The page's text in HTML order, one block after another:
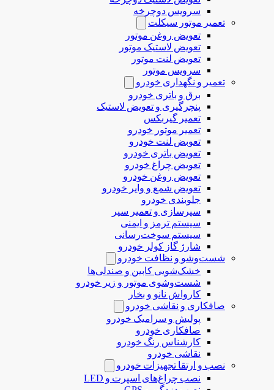
سرویس دوچرخه
تعمیر موتور سیکلت
تعویض روغن موتور
تعویض لاستیک موتور
تعویض لنت موتور
سرویس موتور
تعمیر و نگهداری خودرو
برق و باتری خودرو
پنچرگیری و تعویض لاستیک
تعمیر گیربکس
تعمیر موتور خودرو
تعوبض لنت خودرو
تعویض باتری خودرو
تعویض چراغ خودرو
تعویض روغن خودرو
تعویض شمع و وایر خودرو
جلوبندی خودرو
سپرسازی و تعمیر سپر
سیستم ترمز و ایمنی
سیستم سوخت‌رسانی
شارژ گاز کولر خودرو
شست‌وشو و نظافت خودرو
خشک‌شویی کابین و صندلی‌ها
شست‌وشوی موتور و زیر خودرو
کارواش نانو و بخار
صافکاری و نقاشی خودرو
پولیش و سرامیک خودرو
صافکاری خودرو
کارشناس رنگ خودرو
نقاشی خودرو
نصب و ارتقا تجهیزات خودرو
نصب چراغ‌های اسپرت و LED